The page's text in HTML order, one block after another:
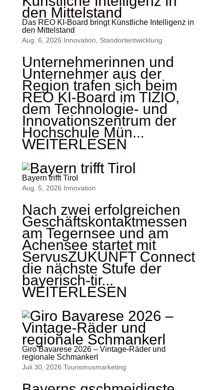
Das REO KI-Board bringt Künstliche Intelligenz in
den Mittelstand
Aug. 6, 2026 Innovation Standort­entwicklung
Unternehmerinnen und
Unternehmer aus der
Region trafen sich beim
REO KI-Board im TIZIO,
dem Technologie- und
Innovationszentrum der
Hochschule Mün...
WEITERLESEN
Bayern trifft Tirol
Aug. 5, 2026 Innovation
Nach zwei erfolgreichen
Geschäftskontaktmessen
am Tegernsee und am
Achensee startet mit
ServusZUKUNFT Connect
die nächste Stufe der
bayerisch-tir...
WEITERLESEN
Giro Bavarese 2026 – Vintage-Räder und
regionale Schmankerl
Juli 30, 2026 Tourismus­marketing